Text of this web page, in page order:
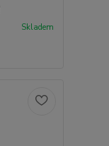
Skladem